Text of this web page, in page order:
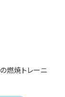
燃焼トレーニ